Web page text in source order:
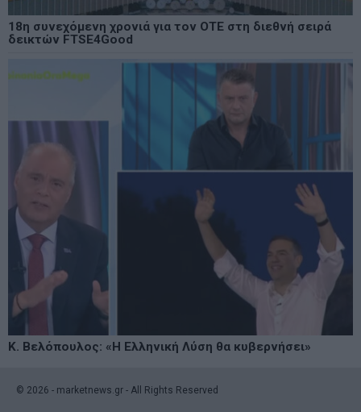
18η συνεχόμενη χρονιά για τον ΟΤΕ στη διεθνή σειρά
δεικτών FTSE4Good
Κ. Βελόπουλος: «Η Ελληνική Λύση θα κυβερνήσει»
© 2026 - marketnews.gr - All Rights Reserved